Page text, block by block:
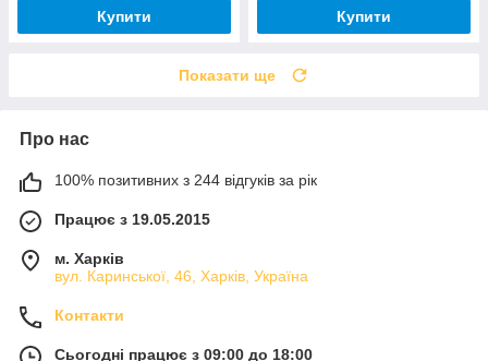
Купити Купити
Показати ще
Про нас
100% позитивних з 244 відгуків за рік
Працює з 19.05.2015
м. Харків
вул. Каринської, 46, Харків, Україна
Контакти
Сьогодні працює з 09:00 до 18:00